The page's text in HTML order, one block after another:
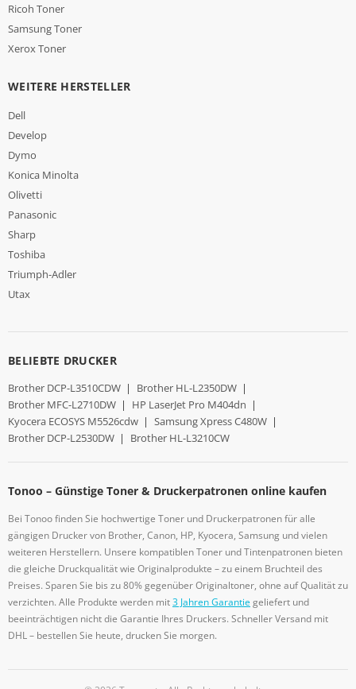
Ricoh Toner
Samsung Toner
Xerox Toner
WEITERE HERSTELLER
Dell
Develop
Dymo
Konica Minolta
Olivetti
Panasonic
Sharp
Toshiba
Triumph-Adler
Utax
BELIEBTE DRUCKER
Brother DCP-L3510CDW | Brother HL-L2350DW |
Brother MFC-L2710DW | HP LaserJet Pro M404dn |
Kyocera ECOSYS M5526cdw | Samsung Xpress C480W |
Brother DCP-L2530DW | Brother HL-L3210CW
Tonoo – Günstige Toner & Druckerpatronen online kaufen
Bei Tonoo finden Sie hochwertige Toner und Druckerpatronen für alle
gängigen Drucker von Brother, Canon, HP, Kyocera, Samsung und vielen
weiteren Herstellern. Unsere kompatiblen Toner und Tintenpatronen bieten
die gleiche Druckqualität wie Originalprodukte – zu einem Bruchteil des
Preises. Sparen Sie bis zu 80% gegenüber Originaltoner, ohne auf Qualität zu
verzichten. Alle Produkte werden mit3 Jahren Garantiegeliefert und
beeinträchtigen nicht die Garantie Ihres Druckers. Schneller Versand mit
DHL – bestellen Sie heute, drucken Sie morgen.